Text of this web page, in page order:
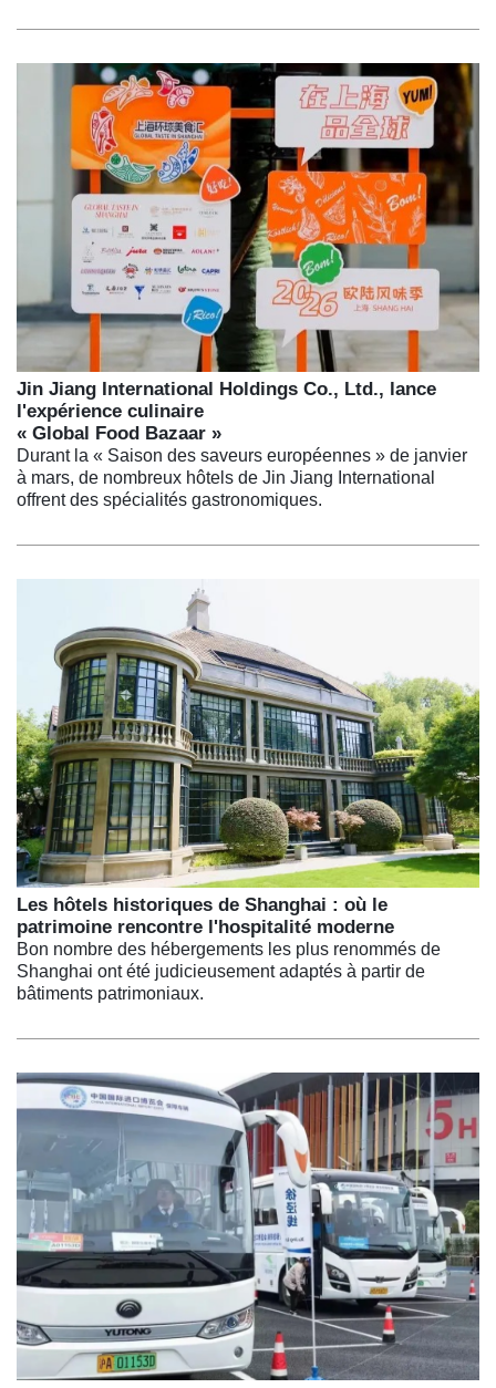
Jin Jiang International Holdings Co., Ltd., lance
l'expérience culinaire
« Global Food Bazaar »
Durant la « Saison des saveurs européennes » de janvier
à mars, de nombreux hôtels de Jin Jiang International
offrent des spécialités gastronomiques.
Les hôtels historiques de Shanghai : où le
patrimoine rencontre l'hospitalité moderne
Bon nombre des hébergements les plus renommés de
Shanghai ont été judicieusement adaptés à partir de
bâtiments patrimoniaux.